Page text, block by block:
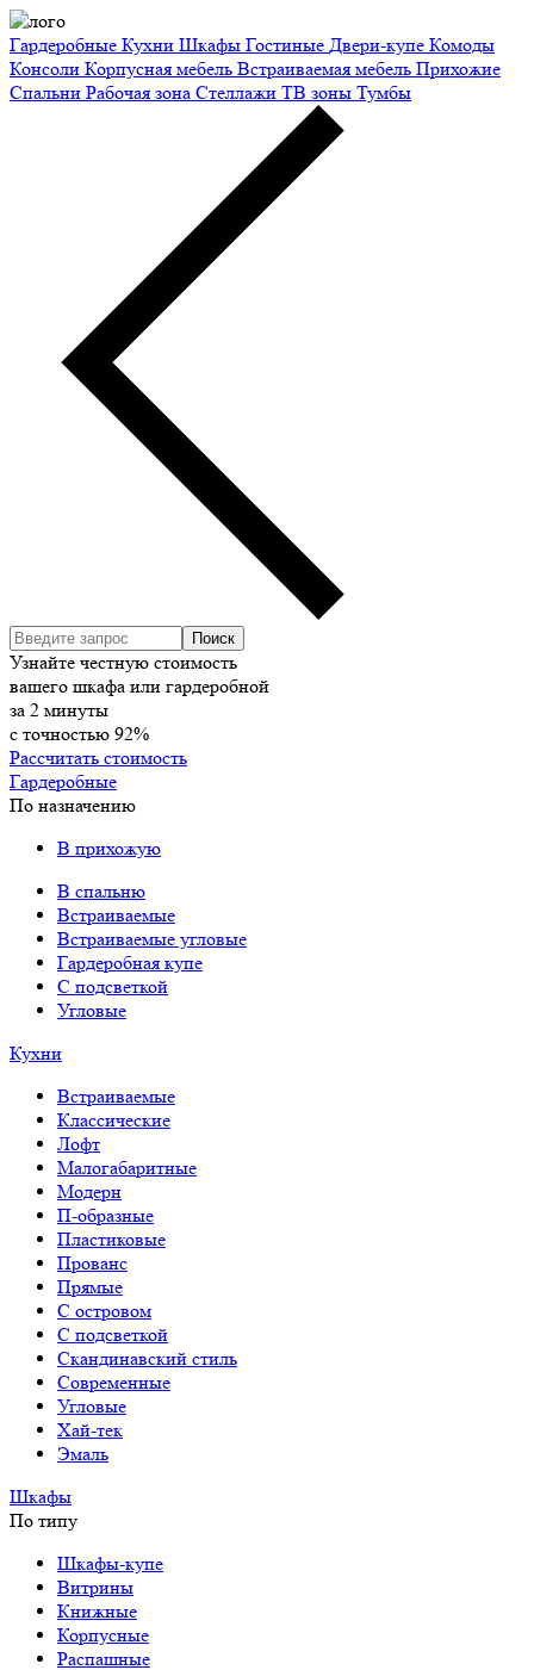
Гардеробные Кухни Шкафы Гостиные Двери-купе Комоды
Консоли Корпусная мебель Встраиваемая мебель Прихожие
Спальни Рабочая зона Стеллажи ТВ зоны Тумбы
Узнайте честную стоимость
вашего шкафа или гардеробной
за 2 минуты
с точностью 92%
Рассчитать стоимость
Гардеробные
По назначению
В прихожую
В спальню
Встраиваемые
Встраиваемые угловые
Гардеробная купе
С подсветкой
Угловые
Кухни
Встраиваемые
Классические
Лофт
Малогабаритные
Модерн
П-образные
Пластиковые
Прованс
Прямые
С островом
С подсветкой
Скандинавский стиль
Современные
Угловые
Хай-тек
Эмаль
Шкафы
По типу
Шкафы-купе
Витрины
Книжные
Корпусные
Распашные